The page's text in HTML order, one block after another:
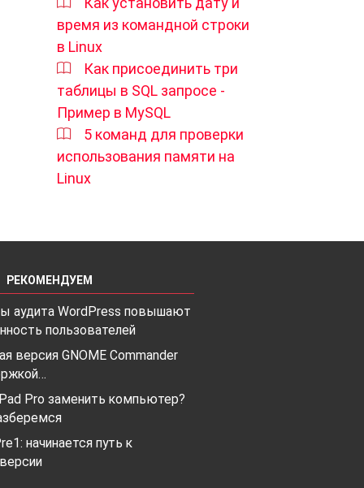
время из командной строки
в Linux
Как присоединить три
таблицы в SQL запросе -
Пример в MySQL
5 команд для проверки
использования памяти на
Linux
РЕКОМЕНДУЕМ
аудита WordPress повышают
пользователей
версия GNOME Commander
Pro заменить компьютер?
начинается путь к